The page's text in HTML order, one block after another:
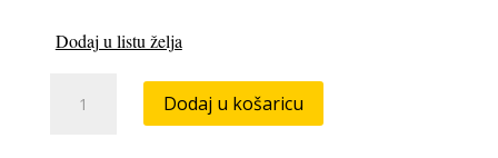
Dodaj u listu želja
količina
Dodaj u košaricu